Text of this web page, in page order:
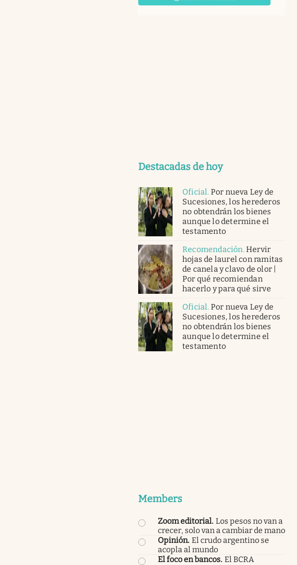
Destacadas de hoy
Oficial. Por nueva Ley de
Sucesiones, los herederos
no obtendrán los bienes
aunque lo determine el
testamento
Recomendación.Hervir
hojas de laurel con ramitas
de canela y clavo de olor |
Por qué recomiendan
hacerlo y para qué sirve
Oficial. Por nueva Ley de
Sucesiones, los herederos
no obtendrán los bienes
aunque lo determine el
testamento
Members
Zoom editorial. Los pesos no van a
crecer, solo van a cambiar de mano
Opinión. El crudo argentino se
acopla al mundo
El foco en bancos. El BCRA